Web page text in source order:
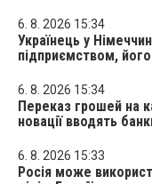
6. 8. 2026 15:34
Українець у
підприємством,
6. 8. 2026 15:34
Переказ грошей на
новації вводять
6. 8. 2026 15:33
Росія може